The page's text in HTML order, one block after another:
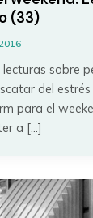
(33)
lecturas sobre
del estrés
para el
a […]